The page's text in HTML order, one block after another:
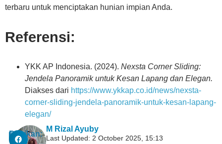
terbaru untuk menciptakan hunian impian Anda.
Referensi:
YKK AP Indonesia. (2024). Nexsta Corner Sliding:
Jendela Panoramik untuk Kesan Lapang dan Elegan.
Diakses dari https://www.ykkap.co.id/news/nexsta-
corner-sliding-jendela-panoramik-untuk-kesan-lapang-
elegan/
M Rizal Ayuby
Last Updated: 2 October 2025, 15:13
Bagikan: